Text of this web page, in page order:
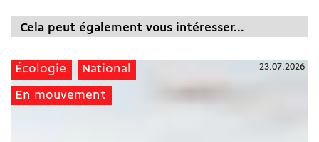
Cela peut également vous intéresser...
Écologie National
En mouvement
23.07.2026